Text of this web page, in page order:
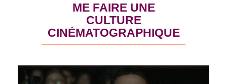
ME FAIRE UNE
CULTURE
CINÉMATOGRAPHIQUE